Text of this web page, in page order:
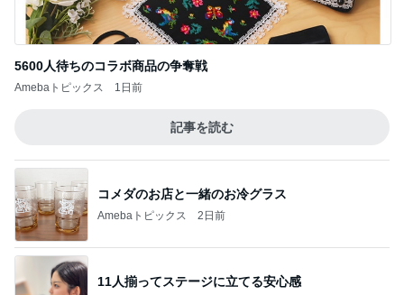
5600人待ちのコラボ商品の争奪戦
Amebaトピックス 1日前
記事を読む
コメダのお店と一緒のお冷グラス
Amebaトピックス 2日前
11人揃ってステージに立てる安心感